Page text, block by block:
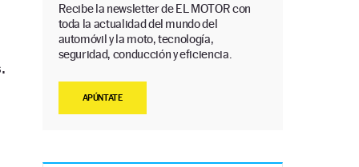
Recibe la newsletter de EL MOTOR con
toda la actualidad del mundo del
automóvil y la moto, tecnología,
seguridad, conducción y eficiencia.
APÚNTATE